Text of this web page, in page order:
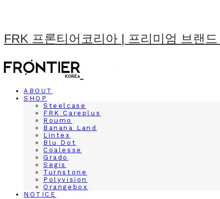
FRK 프론티어코리아 | 프리미엄 브랜
ABOUT
SHOP
Steelcase
FRK Careplus
Roumo
Banana Land
Lintex
Blu Dot
Coalesse
Grado
Segis
Turnstone
Polyvision
Orangebox
NOTICE